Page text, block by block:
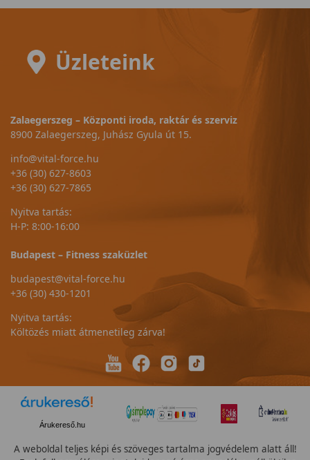
Üzleteink
Zalaegerszeg – Központi iroda, raktár és szerviz
8900 Zalaegerszeg, Juhász Gyula út 15.
info@vital-force.hu
+36 (30) 627-8603
+36 (30) 627-7865
Nyitva tartás:
H-P: 8:00-16:00
Budapest – Fitness szaküzlet
budapest@vital-force.hu
+36 (30) 430-1201
Nyitva tartás:
Költözés miatt átmenetileg zárva!
Árukereső.hu
A weboldal teljes képi és szöveges tartalma jogvédelem alatt áll!